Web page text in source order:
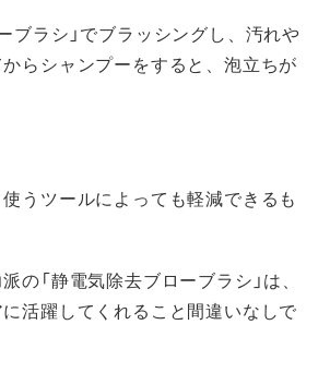
ブラシ」でブラッシングし、汚れや
らシャンプーをすると、泡立ちが
うツールによっても軽減できるも
の「静電気除去ブローブラシ」は、
活躍してくれること間違いなしで